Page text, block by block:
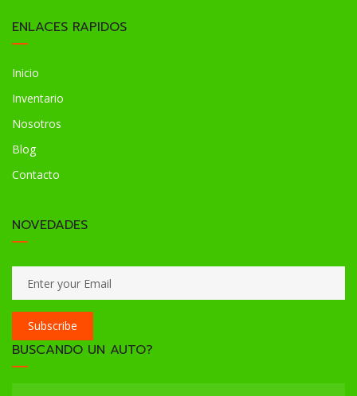
ENLACES RAPIDOS
Inicio
Inventario
Nosotros
Blog
Contacto
NOVEDADES
Subscribe
BUSCANDO UN AUTO?